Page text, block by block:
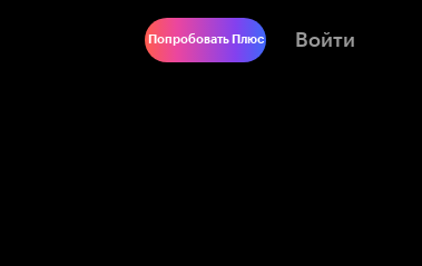
Попробовать Плюс Войти